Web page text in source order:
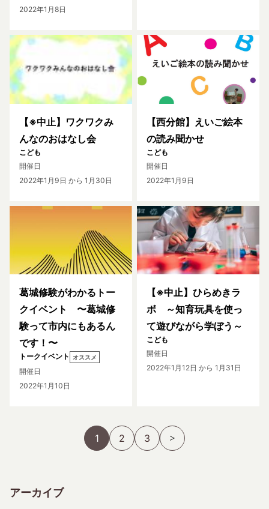
2022年1月8日
【※中止】ワクワクみ
んなのおはなし会
こども
開催日
2022年1月9日 から 1月30日
【西分館】えいご絵本
の読み聞かせ
こども
開催日
2022年1月9日
葛城修験がわかるトー
クイベント 〜葛城修
験って市内にもあるん
です！〜
トークイベント オススメ
開催日
2022年1月10日
【※中止】ひらめきラ
ボ ～知育玩具を使っ
て遊びながら学ぼう～
こども
開催日
2022年1月12日 から 1月31日
1 2 3
アーカイブ